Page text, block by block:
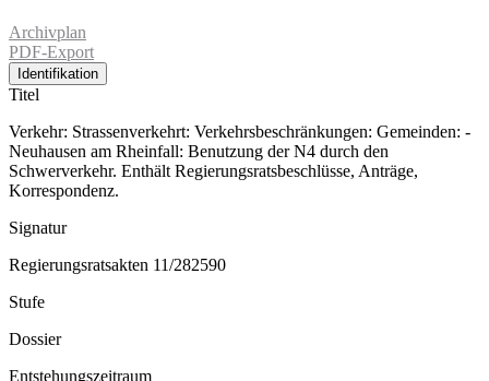
Archivplan
PDF-Export
Identifikation
Titel
Verkehr: Strassenverkehrt: Verkehrsbeschränkungen: Gemeinden: -
Neuhausen am Rheinfall: Benutzung der N4 durch den
Schwerverkehr. Enthält Regierungsratsbeschlüsse, Anträge,
Korrespondenz.
Signatur
Regierungsratsakten 11/282590
Stufe
Dossier
Entstehungszeitraum